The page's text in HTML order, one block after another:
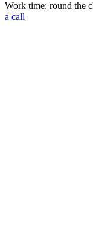
Work time: round the
a call